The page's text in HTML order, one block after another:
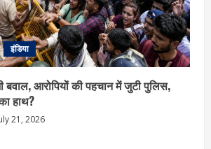
इंडिया
आरोपियों की पहचान में जुटी पुलिस,
हाथ?
21, 2026